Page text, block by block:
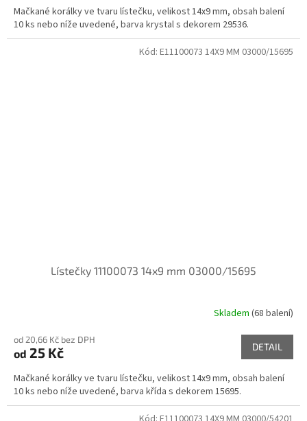
Mačkané korálky ve tvaru lístečku, velikost 14x9 mm, obsah balení
10 ks nebo níže uvedené, barva krystal s dekorem 29536.
Lístečky 11100073 14x9 mm 03000/15695
Skladem (68 balení)
od 20,66 Kč bez DPH
od 25 Kč DETAIL
Mačkané korálky ve tvaru lístečku, velikost 14x9 mm, obsah balení
10 ks nebo níže uvedené, barva křída s dekorem 15695.
Kód: E11100073 14X9 MM 03000/15695